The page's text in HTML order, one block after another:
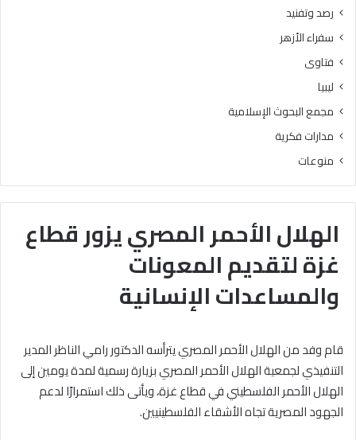
الهلال الأحمر المصري يزور قطاع
غزة لتقديم المعونات
والمساعدات الإنسانية
قام وفد من الهلال الأحمر المصري يترأسه الدكتور رامي الناظر المدير
التنفيذي لجمعية الهلال الأحمر المصري بزيارة رسمية لمدة يومين إلى
الهلال الأحمر الفلسطيني في قطاع غزة، ويأتى ذلك استمرارًا لدعم
الجهود المصرية تجاه الأشقاء الفلسطينيين.
رصد وتفنيد
سفراء الأزهر
فتاوى
ليبيا
مجمع البحوث الإسلامية
مدارات فكرية
منوعات